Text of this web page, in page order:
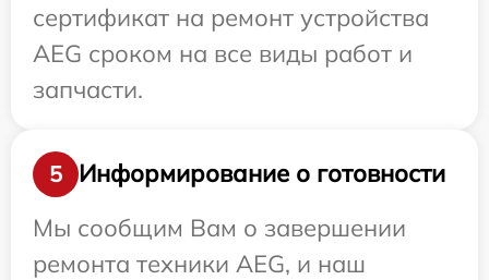
сертификат на ремонт устройства
AEG сроком на все виды работ и
запчасти.
5
Информирование о готовности
Мы сообщим Вам о завершении
ремонта техники AEG, и наш